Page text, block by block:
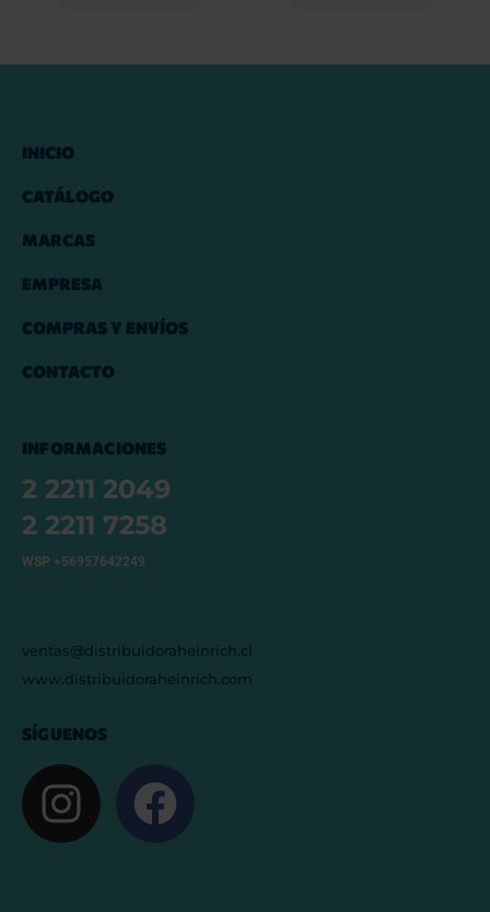
INICIO
CATÁLOGO
MARCAS
EMPRESA
COMPRAS Y ENVÍOS
CONTACTO
INFORMACIONES
2 2211 2049
2 2211 7258
WSP +56957642249
ventas@distribuidoraheinrich.cl
www.distribuidoraheinrich.com
SÍGUENOS